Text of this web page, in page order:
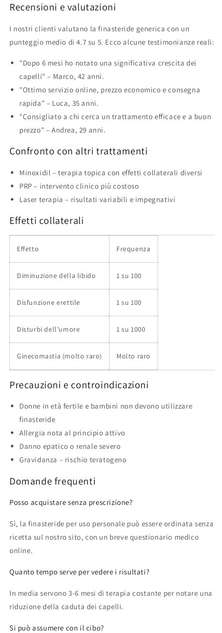
Recensioni e valutazioni
I nostri clienti valutano la finasteride generica con un
punteggio medio di 4.7 su 5. Ecco alcune testimonianze reali:
"Dopo 6 mesi ho notato una significativa crescita dei
capelli" – Marco, 42 anni.
"Ottimo servizio online, prezzo economico e consegna
rapida" – Luca, 35 anni.
"Consigliato a chi cerca un trattamento efficace e a buon
prezzo" – Andrea, 29 anni.
Confronto con altri trattamenti
Minoxidil – terapia topica con effetti collaterali diversi
PRP – intervento clinico più costoso
Laser terapia – risultati variabili e impegnativi
Effetti collaterali
Effetto Frequenza
Diminuzione della libido 1 su 100
Disfunzione erettile 1 su 100
Disturbi dell’umore 1 su 1000
Ginecomastia (molto raro) Molto raro
Precauzioni e controindicazioni
Donne in età fertile e bambini non devono utilizzare
finasteride
Allergia nota al principio attivo
Danno epatico o renale severo
Gravidanza – rischio teratogeno
Domande frequenti
Posso acquistare senza prescrizione?
Sì, la finasteride per uso personale può essere ordinata senza
ricetta sul nostro sito, con un breve questionario medico
online.
Quanto tempo serve per vedere i risultati?
In media servono 3-6 mesi di terapia costante per notare una
riduzione della caduta dei capelli.
Si può assumere con il cibo?